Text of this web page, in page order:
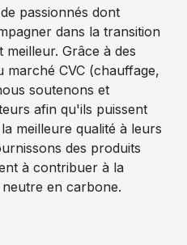
passionnés dont
dans la transition
Grâce à des
marché CVC (chauffage,
soutenons et
afin qu'ils puissent
meilleure qualité à leurs
des produits
à contribuer à la
en carbone.